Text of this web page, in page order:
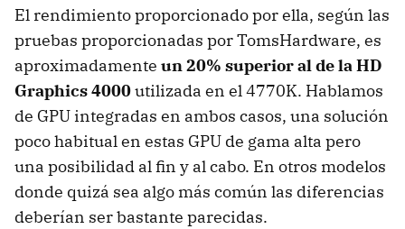
El rendimiento proporcionado por ella, según las
pruebas proporcionadas por TomsHardware, es
aproximadamente un 20% superior al de la HD
Graphics 4000utilizada en el 4770K. Hablamos
de GPU integradas en ambos casos, una solución
poco habitual en estas GPU de gama alta pero
una posibilidad al fin y al cabo. En otros modelos
donde quizá sea algo más común las diferencias
deberían ser bastante parecidas.